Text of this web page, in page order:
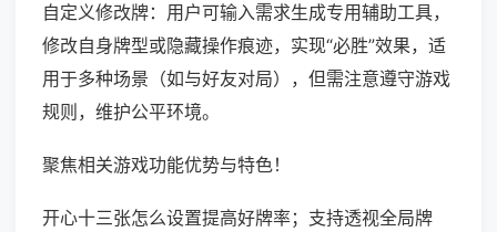
自定义修改牌：用户可输入需求生成专用辅助工具，
修改自身牌型或隐藏操作痕迹，实现“必胜”效果，适
用于多种场景（如与好友对局），但需注意遵守游戏
规则，维护公平环境。
聚焦相关游戏功能优势与特色！
开心十三张怎么设置提高好牌率；支持透视全局牌